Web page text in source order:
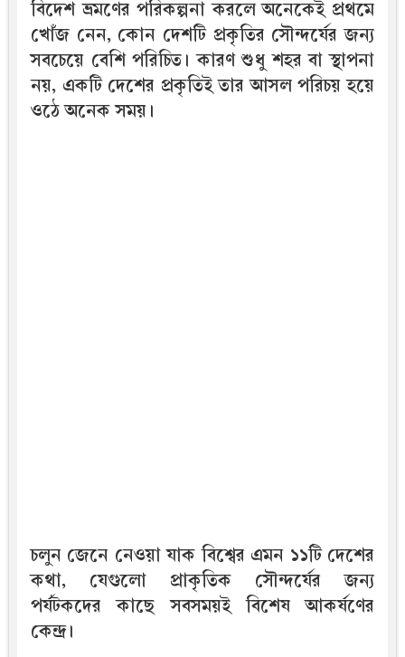
বিদেশ ভ্রমণের পরিকল্পনা করলে অনেকেই প্রথমে
খোঁজ নেন, কোন দেশটি প্রকৃতির সৌন্দর্যের জন্য
সবচেয়ে বেশি পরিচিত। কারণ শুধু শহর বা স্থাপনা
নয়, একটি দেশের প্রকৃতিই তার আসল পরিচয় হয়ে
ওঠে অনেক সময়।
চলুন জেনে নেওয়া যাক বিশ্বের এমন ১১টি দেশের
কথা, যেগুলো প্রাকৃতিক সৌন্দর্যের জন্য
পর্যটকদের কাছে সবসময়ই বিশেষ আকর্ষণের
কেন্দ্র।